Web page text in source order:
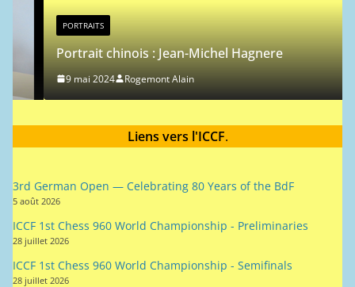
PORTRAITS
Portrait chinois : Jean-Michel Hagnere
9 mai 2024 Rogemont Alain
Liens vers l'ICCF.
3rd German Open — Celebrating 80 Years of the BdF
5 août 2026
ICCF 1st Chess 960 World Championship - Preliminaries
28 juillet 2026
ICCF 1st Chess 960 World Championship - Semifinals
28 juillet 2026